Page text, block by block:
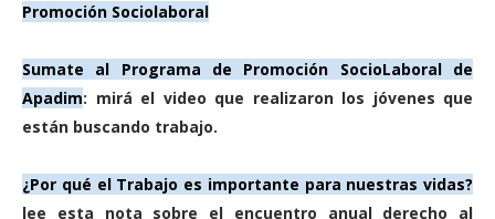
Promoción Sociolaboral
Sumate al Programa de Promoción SocioLaboral de
Apadim: mirá el video que realizaron los jóvenes que
están buscando trabajo.
¿Por qué el Trabajo es importante para nuestras vidas?
lee esta nota sobre el encuentro anual derecho al